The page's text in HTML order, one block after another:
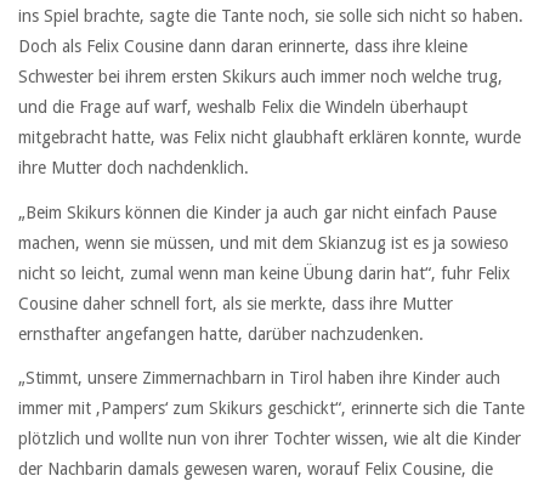
ins Spiel brachte, sagte die Tante noch, sie solle sich nicht so haben.
Doch als Felix Cousine dann daran erinnerte, dass ihre kleine
Schwester bei ihrem ersten Skikurs auch immer noch welche trug,
und die Frage auf warf, weshalb Felix die Windeln überhaupt
mitgebracht hatte, was Felix nicht glaubhaft erklären konnte, wurde
ihre Mutter doch nachdenklich.
„Beim Skikurs können die Kinder ja auch gar nicht einfach Pause
machen, wenn sie müssen, und mit dem Skianzug ist es ja sowieso
nicht so leicht, zumal wenn man keine Übung darin hat“, fuhr Felix
Cousine daher schnell fort, als sie merkte, dass ihre Mutter
ernsthafter angefangen hatte, darüber nachzudenken.
„Stimmt, unsere Zimmernachbarn in Tirol haben ihre Kinder auch
immer mit ‚Pampers‘ zum Skikurs geschickt“, erinnerte sich die Tante
plötzlich und wollte nun von ihrer Tochter wissen, wie alt die Kinder
der Nachbarin damals gewesen waren, worauf Felix Cousine, die